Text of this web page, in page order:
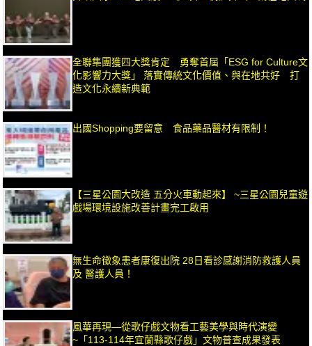
全聯集團獲四大獎肯定 勇奪首屆「ESG for Culture文
化影響力大獎」 落實傳統文化價值、與在地共好 打
造文化永續新典範
出國Shopping要留意 食品藥品醫材有限制！
【三星公園大改造 五分火車動起來】 ~三星公園兒童遊
戲場環境設施改善計畫完工啟用
無生命徵象患者康復出院 28日看診感謝消防救護人員
及 醫護人員！
風華再現—從歌仔戲文物看工藝美學與時代演變
~「113-114年宜蘭縣歌仔戲」文物普查成果發表